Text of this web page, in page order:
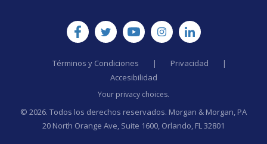
Términos y Condiciones | Privacidad
|
Accesibilidad
Your privacy choices.
© 2026. Todos los derechos reservados. Morgan & Morgan, PA
20 North Orange Ave, Suite 1600, Orlando, FL 32801